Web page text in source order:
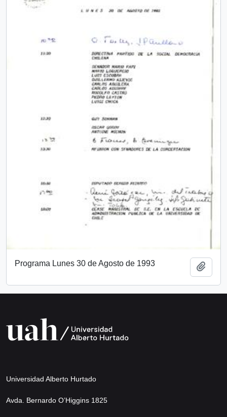
Programa Lunes 30 de Agosto de 1993
Universidad Alberto Hurtado
Avda. Bernardo O’Higgins 1825